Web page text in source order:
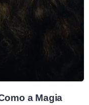
a Magia